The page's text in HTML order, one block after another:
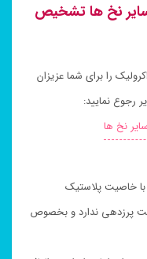
سایر نخ ها تشخیص
را برای شما عزیزان
رجوع نمایید:
نخ ها
خاصیت پلاستیک
پرزدهی ندارد و بخصوص